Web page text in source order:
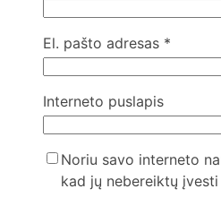
El. pašto adresas *
Interneto puslapis
Noriu savo interneto
kad jų nebereiktų